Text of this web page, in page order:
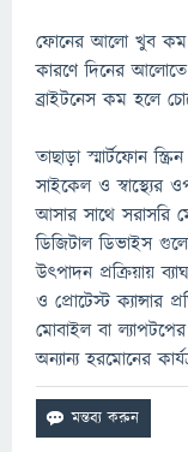
ফোনের আলো খুব
কারণে দিনের
ব্রাইটনেস কম হলে
তাছাড়া স্মার্টফোন
সাইকেল ও
আসার সাথে সরাসরি
ডিজিটাল ডিভাইস
উৎপাদন প্রক্রিয়ায়
ও প্রোটেস্ট ক্যান্সার
মোবাইল বা
অন্যান্য হরমোনের